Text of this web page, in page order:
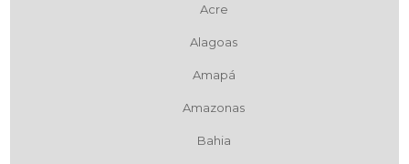
Acre
Alagoas
Amapá
Amazonas
Bahia